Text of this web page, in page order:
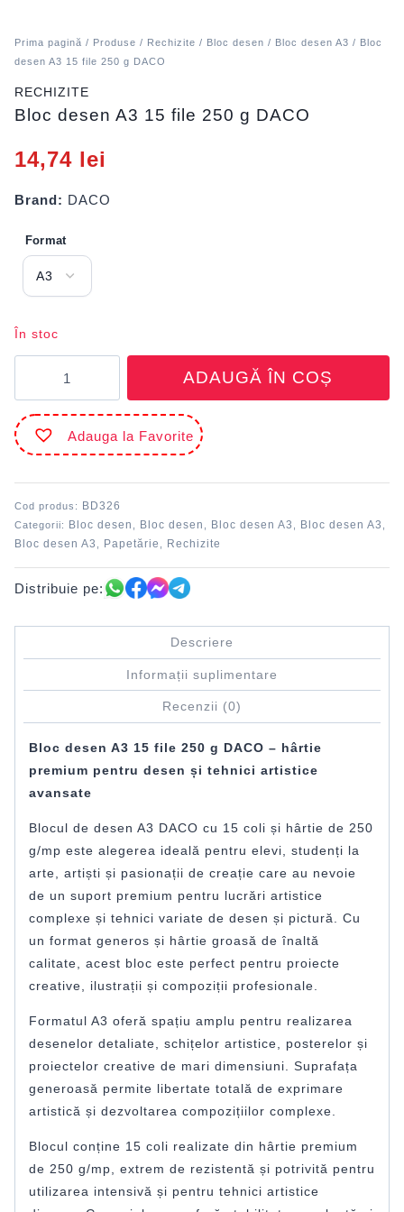
Prima pagină / Produse / Rechizite / Bloc desen / Bloc desen A3 / Bloc
desen A3 15 file 250 g DACO
RECHIZITE
Bloc desen A3 15 file 250 g DACO
14,74 lei
Brand: DACO
Format
În stoc
desen
A3
15
file
DACO
ADAUGĂ ÎN COȘ
Adauga la Favorite
Cod produs: BD326
Categorii: Bloc desen , Bloc desen , Bloc desen A3 , Bloc desen A3 ,
Bloc desen A3 , Papetărie , Rechizite
Distribuie pe:
Descriere
Informații suplimentare
Recenzii (0)
Bloc desen A3 15 file 250 g DACO – hârtie
premium pentru desen și tehnici artistice
avansate
Blocul de desen A3 DACO cu 15 coli și hârtie de 250
g/mp este alegerea ideală pentru elevi, studenți la
arte, artiști și pasionații de creație care au nevoie
de un suport premium pentru lucrări artistice
complexe și tehnici variate de desen și pictură. Cu
un format generos și hârtie groasă de înaltă
calitate, acest bloc este perfect pentru proiecte
creative, ilustrații și compoziții profesionale.
Formatul A3 oferă spațiu amplu pentru realizarea
desenelor detaliate, schițelor artistice, posterelor și
proiectelor creative de mari dimensiuni. Suprafața
generoasă permite libertate totală de exprimare
artistică și dezvoltarea compozițiilor complexe.
Blocul conține 15 coli realizate din hârtie premium
de 250 g/mp, extrem de rezistentă și potrivită pentru
utilizarea intensivă și pentru tehnici artistice